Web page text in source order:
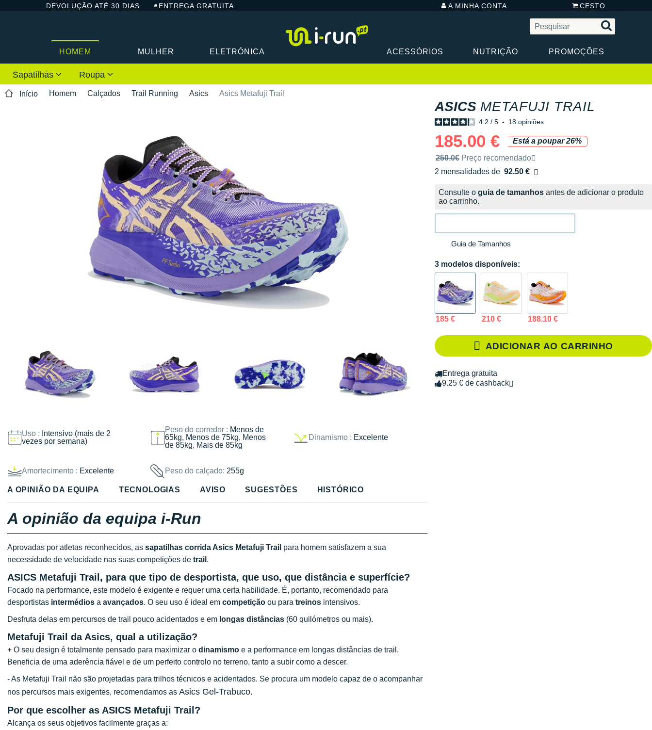
DEVOLUÇÃO ATÉ 30 DIAS ENTREGA GRATUITA A MINHA CONTA CESTO
HOMEM MULHER ELETRÓNICA ACESSÓRIOS NUTRIÇÃO PROMOÇÕES
Sapatilhas Roupa
Início Homem Calçados Trail Running Asics Asics Metafuji Trail
Uso : Intensivo (mais de 2
vezes por semana)
Peso do corredor : Menos de
65kg, Menos de 75kg, Menos
de 85kg, Mais de 85kg
Dinamismo : Excelente
Amortecimento : Excelente Peso do calçado: 255g
ASICS METAFUJI TRAIL
4.2 / 5 - 18 opiniões
185.00 €
Está a poupar 26%
Preço de venda recomendado pela marca
250.0€ Preço recomendado
2 mensalidades de 92.50 €
sem custos
Consulte o guia de tamanhos antes de adicionar o produto
ao carrinho.
Guia de Tamanhos
3 modelos disponíveis:
185 € 210 € 188.10 €
ADICIONAR AO CARRINHO
Entrega gratuita
9.25 € de cashback
A OPINIÃO DA EQUIPA TECNOLOGIAS AVISO SUGESTÕES HISTÓRICO
A opinião da equipa i-Run
Aprovadas por atletas reconhecidos, as sapatilhas corrida Asics Metafuji Trail para homem satisfazem a sua
necessidade de velocidade nas suas competições de trail .
ASICS Metafuji Trail, para que tipo de desportista, que uso, que distância e superfície?
Focado na performance, este modelo é exigente e requer uma certa habilidade. É, portanto, recomendado para
desportistas intermédios a avançados. O seu uso é ideal em competição ou para treinos intensivos.
Desfruta delas em percursos de trail pouco acidentados e em longas distâncias (60 quilómetros ou mais).
Metafuji Trail da Asics, qual a utilização?
+ O seu design é totalmente pensado para maximizar o dinamismo e a performance em longas distâncias de trail.
Beneficia de uma aderência fiável e de um perfeito controlo no terreno, tanto a subir como a descer.
- As Metafuji Trail não são projetadas para trilhos técnicos e acidentados. Se procura um modelo capaz de o acompanhar
nos percursos mais exigentes, recomendamos as Asics Gel-Trabuco.
Por que escolher as ASICS Metafuji Trail?
Alcança os seus objetivos facilmente graças a: